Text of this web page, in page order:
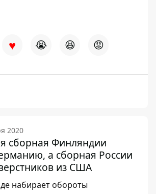
♥ 😭 😆 😡
2020
сборная Финляндии
а сборная России
из США
набирает обороты